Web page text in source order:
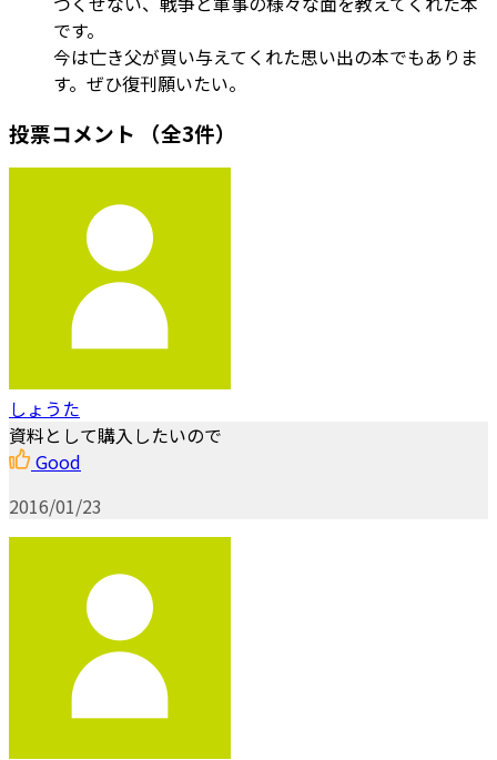
です。
今は亡き父が買い与えてくれた思い出の本でもありま
す。ぜひ復刊願いたい。
投票コメント （全3件）
しょうた
資料として購入したいので
Good
2016/01/23